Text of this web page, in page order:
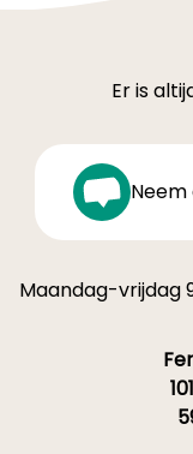
Er is
Maandag-vrijdag